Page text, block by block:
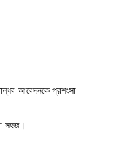
আবেদনকে প্রশংসা
সহজ।